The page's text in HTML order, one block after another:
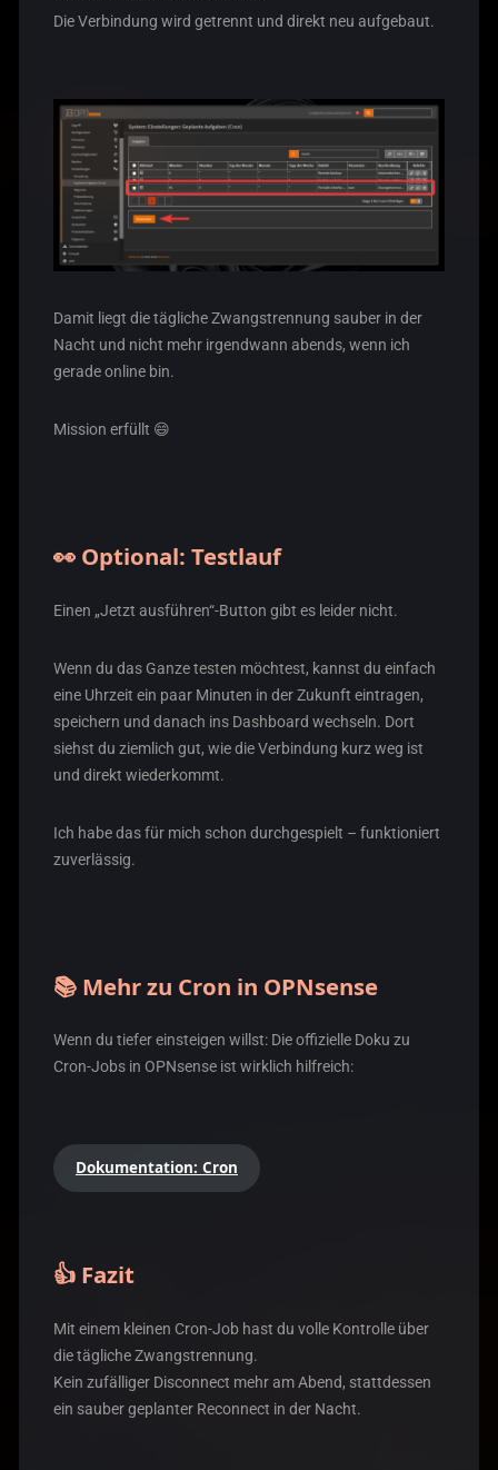
Die Verbindung wird getrennt und direkt neu aufgebaut.
Damit liegt die tägliche Zwangstrennung sauber in der
Nacht und nicht mehr irgendwann abends, wenn ich
gerade online bin.
Mission erfüllt 😄
👀 Optional: Testlauf
Einen „Jetzt ausführen“-Button gibt es leider nicht.
Wenn du das Ganze testen möchtest, kannst du einfach
eine Uhrzeit ein paar Minuten in der Zukunft eintragen,
speichern und danach ins Dashboard wechseln. Dort
siehst du ziemlich gut, wie die Verbindung kurz weg ist
und direkt wiederkommt.
Ich habe das für mich schon durchgespielt – funktioniert
zuverlässig.
📚 Mehr zu Cron in OPNsense
Wenn du tiefer einsteigen willst: Die offizielle Doku zu
Cron-Jobs in OPNsense ist wirklich hilfreich:
Dokumentation: Cron
👍 Fazit
Mit einem kleinen Cron-Job hast du volle Kontrolle über
die tägliche Zwangstrennung.
Kein zufälliger Disconnect mehr am Abend, stattdessen
ein sauber geplanter Reconnect in der Nacht.